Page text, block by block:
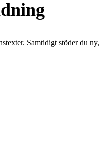
Samtidigt stöder du